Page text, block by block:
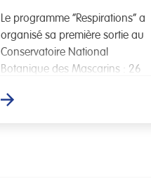
Le programme “Respirations” a
organisé sa première sortie au
Conservatoire National
Botanique des Mascarins : 26
participé à une sortie animée par
“Les Petits Débrouillards […]